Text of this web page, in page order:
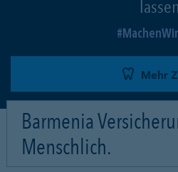
lassen
Mehr
Barmenia
Menschlich.